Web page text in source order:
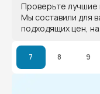
Проверьте
Мы составили для
подходящих цен,
7 8 9